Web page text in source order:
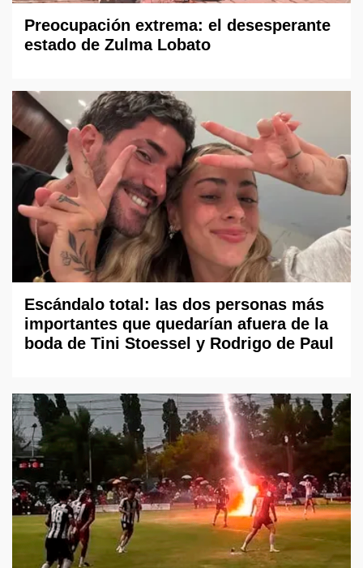
Preocupación extrema: el desesperante
estado de Zulma Lobato
Escándalo total: las dos personas más
importantes que quedarían afuera de la
boda de Tini Stoessel y Rodrigo de Paul